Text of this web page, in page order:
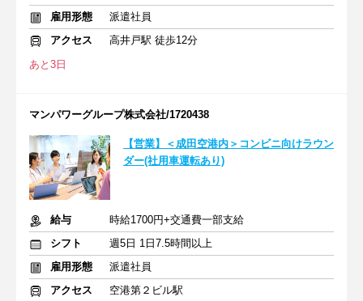
雇用形態
派遣社員
アクセス
高井戸駅 徒歩12分
あと3日
マンパワーグループ株式会社/1720438
【営業】＜成田空港内＞コンビニ向けラウン
ダー(社用車運転あり)
給与
時給1700円+交通費一部支給
シフト
週5日 1日7.5時間以上
雇用形態
派遣社員
アクセス
空港第２ビル駅